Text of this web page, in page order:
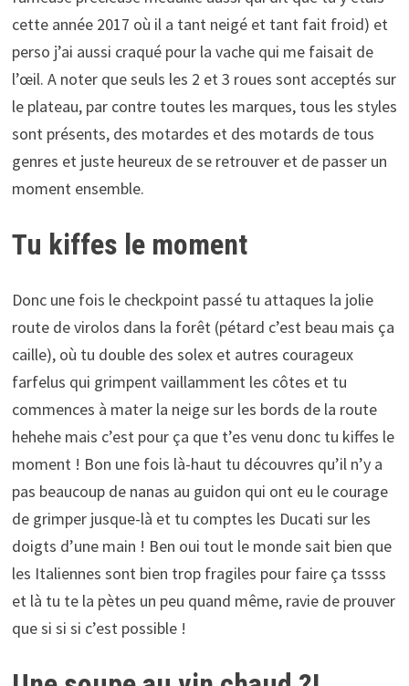
cette année 2017 où il a tant neigé et tant fait froid) et
perso j’ai aussi craqué pour la vache qui me faisait de
l’œil. A noter que seuls les 2 et 3 roues sont acceptés sur
le plateau, par contre toutes les marques, tous les styles
sont présents, des motardes et des motards de tous
genres et juste heureux de se retrouver et de passer un
moment ensemble.
Tu kiffes le moment
Donc une fois le checkpoint passé tu attaques la jolie
route de virolos dans la forêt (pétard c’est beau mais ça
caille), où tu double des solex et autres courageux
farfelus qui grimpent vaillamment les côtes et tu
commences à mater la neige sur les bords de la route
hehehe mais c’est pour ça que t’es venu donc tu kiffes le
moment ! Bon une fois là-haut tu découvres qu’il n’y a
pas beaucoup de nanas au guidon qui ont eu le courage
de grimper jusque-là et tu comptes les Ducati sur les
doigts d’une main ! Ben oui tout le monde sait bien que
les Italiennes sont bien trop fragiles pour faire ça tssss
et là tu te la pètes un peu quand même, ravie de prouver
que si si si c’est possible !